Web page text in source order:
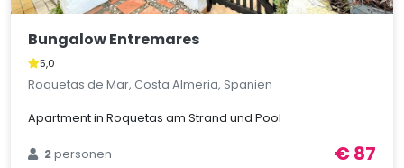
Bungalow Entremares
5,0
Roquetas de Mar, Costa Almeria, Spanien
Apartment in Roquetas am Strand und Pool
2personen
€ 87